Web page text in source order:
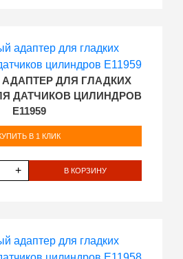
ДЛЯ ГЛАДКИХ
ДАТЧИКОВ ЦИЛИНДРОВ
E11959
В 1 КЛИК
+ В КОРЗИНУ